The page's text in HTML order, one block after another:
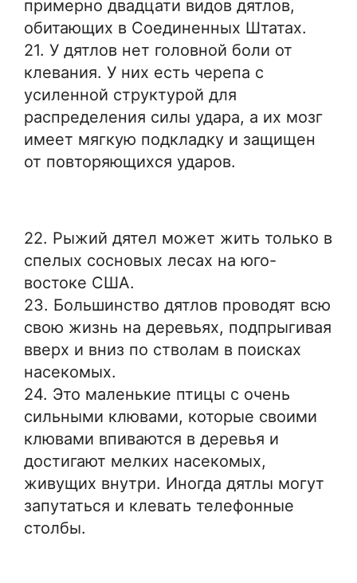
примерно двадцати видов дятлов,
обитающих в Соединенных Штатах.
21. У дятлов нет головной боли от
клевания. У них есть черепа с
усиленной структурой для
распределения силы удара, а их мозг
имеет мягкую подкладку и защищен
от повторяющихся ударов.
22. Рыжий дятел может жить только в
спелых сосновых лесах на юго-
востоке США.
23. Большинство дятлов проводят всю
свою жизнь на деревьях, подпрыгивая
вверх и вниз по стволам в поисках
насекомых.
24. Это маленькие птицы с очень
сильными клювами, которые своими
клювами впиваются в деревья и
достигают мелких насекомых,
живущих внутри. Иногда дятлы могут
запутаться и клевать телефонные
столбы.